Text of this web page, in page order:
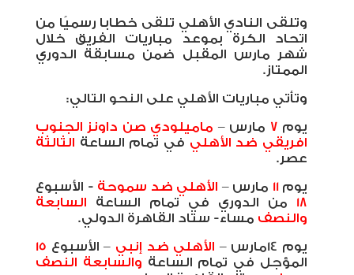
وتلقى النادي الأهلي تلقى خطابا رسميًا من
اتحاد الكرة بموعد مباريات الفريق خلال
شهر مارس المقبل ضمن مسابقة الدوري
الممتاز.
وتأتي مباريات الأهلي على النحو التالي:
يوم 7 مارس – ماميلودي صن داونز الجنوب
افريقي ضد الأهلي في تمام الساعة الثالثة
عصر.
يوم 11 مارس – الأهلي ضد سموحة - الأسبوع
18
من الدوري في تمام الساعة
السابعة
والنصف مساء- ستاد القاهرة الدولي.
يوم 14مارس –
الأهلي ضد إنبي – الأسبوع 15
المؤجل في تمام الساعة والسابعة النصف